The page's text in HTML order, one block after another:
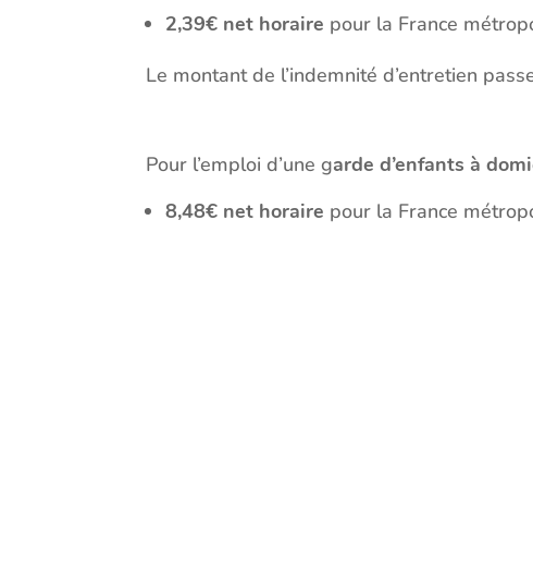
2,39€ net horaire pour la France
Le montant de l’indemnité d’entretien
Pour l’emploi d’une garde d’enfants à
8,48€ net horaire pour la France